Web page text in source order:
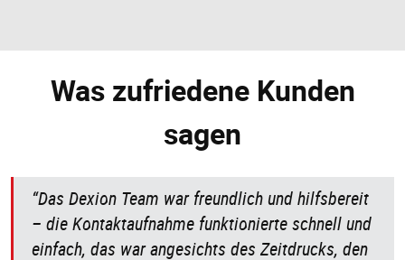
Was zufriedene Kunden
sagen
“Das Dexion Team war freundlich und hilfsbereit
– die Kontaktaufnahme funktionierte schnell und
einfach, das war angesichts des Zeitdrucks, den